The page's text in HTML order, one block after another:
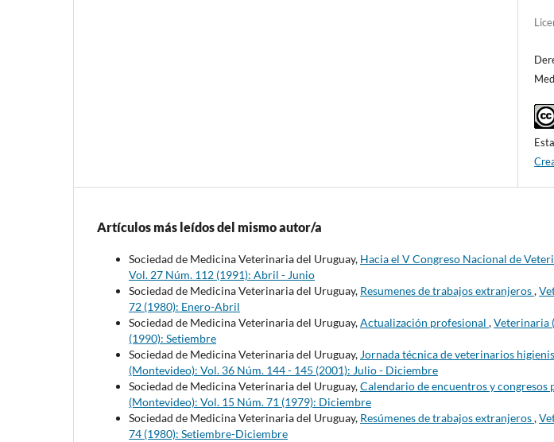
Artículos más leídos del mismo autor/a
Sociedad de Medicina Veterinaria del Uruguay, Hacia el V Congreso Nacional de
Vol. 27 Núm. 112 (1991): Abril - Junio
Sociedad de Medicina Veterinaria del Uruguay, Resumenes de trabajos extranjeros,
72 (1980): Enero-Abril
Sociedad de Medicina Veterinaria del Uruguay,Actualización profesional ,Veterinaria
(1990): Setiembre
Sociedad de Medicina Veterinaria del Uruguay, Jornada técnica de veterinarios
(Montevideo): Vol. 36 Núm. 144 - 145 (2001): Julio - Diciembre
Sociedad de Medicina Veterinaria del Uruguay,Calendario de encuentros y congresos
(Montevideo): Vol. 15 Núm. 71 (1979): Diciembre
Sociedad de Medicina Veterinaria del Uruguay, Resúmenes de trabajos extranjeros,
74 (1980): Setiembre-Diciembre